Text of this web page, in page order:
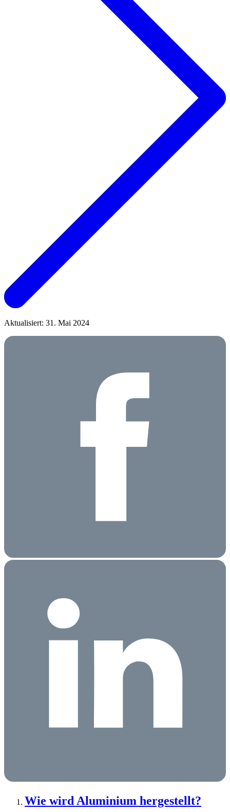
Aktualisiert: 31. Mai 2024
Wie wird Aluminium hergestellt?